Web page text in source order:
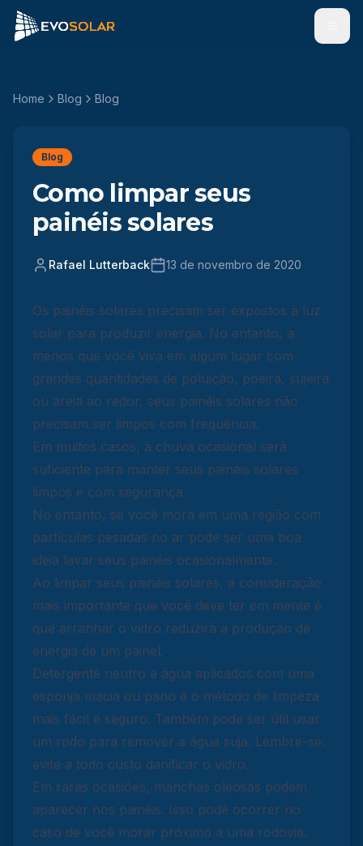
Home Blog Blog
Blog
Como limpar seus
painéis solares
Rafael Lutterback 13 de novembro de 2020
Os painéis solares precisam ser expostos à luz
solar para produzir energia. No entanto, a
menos que você viva em algum lugar com
grandes quantidades de poluição, poeira, sujeira
ou areia ao redor, seus painéis solares não
precisam ser limpos com frequência.
Em muitos casos, a chuva ocasional será
suficiente para manter seus painéis solares
limpos e com segurança.
No entanto, se você mora em uma região com
partículas pesadas no ar pode ser uma boa
ideia lavar seus painéis ocasionalmente.
Ao limpar seus painéis solares, a consideração
mais importante que você deve ter em mente é
que arranhar o vidro reduzirá a produção de
energia de um painel.
Detergente neutro e água aplicados com uma
esponja macia ou pano é o método de limpeza
mais fácil e seguro. Também pode ser útil usar
um rodo para remover a água suja. Lembre-se:
evite a todo custo danificar o vidro.
Em raras ocasiões, manchas oleosas podem
aparecer nos painéis. Isso pode ocorrer no
caso de você morar próximo a uma rodovia.